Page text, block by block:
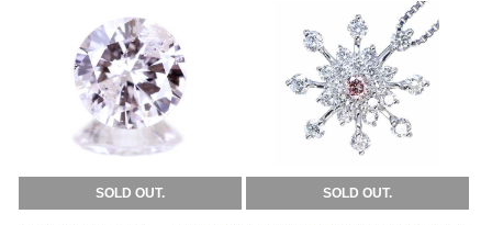
SOLD OUT. SOLD OUT.